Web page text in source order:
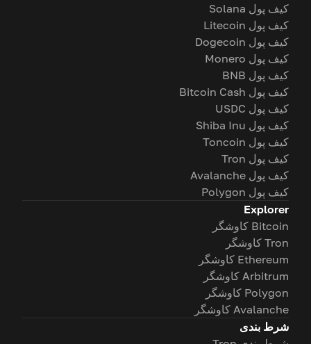
کیف پول Solana
کیف پول Litecoin
کیف پول Dogecoin
کیف پول Monero
کیف پول BNB
کیف پول Bitcoin Cash
کیف پول USDC
کیف پول Shiba Inu
کیف پول Toncoin
کیف پول Tron
کیف پول Avalanche
کیف پول Polygon
Explorer
Bitcoin کاوشگر
Tron کاوشگر
Ethereum کاوشگر
Arbitrum کاوشگر
Polygon کاوشگر
Avalanche کاوشگر
شرط بندی